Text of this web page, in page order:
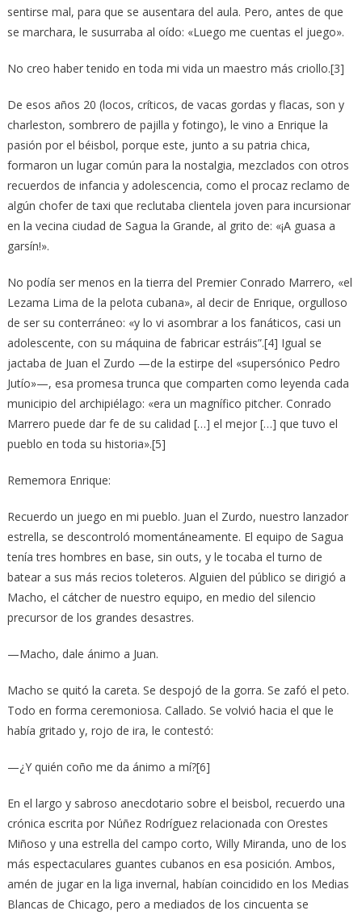
sentirse mal, para que se ausentara del aula. Pero, antes de que
se marchara, le susurraba al oído: «Luego me cuentas el juego».
No creo haber tenido en toda mi vida un maestro más criollo.[3]
De esos años 20 (locos, críticos, de vacas gordas y flacas, son y
charleston, sombrero de pajilla y fotingo), le vino a Enrique la
pasión por el béisbol, porque este, junto a su patria chica,
formaron un lugar común para la nostalgia, mezclados con otros
recuerdos de infancia y adolescencia, como el procaz reclamo de
algún chofer de taxi que reclutaba clientela joven para incursionar
en la vecina ciudad de Sagua la Grande, al grito de: «¡A guasa a
garsín!».
No podía ser menos en la tierra del Premier Conrado Marrero, «el
Lezama Lima de la pelota cubana», al decir de Enrique, orgulloso
de ser su conterráneo: «y lo vi asombrar a los fanáticos, casi un
adolescente, con su máquina de fabricar estráis”.[4] Igual se
jactaba de Juan el Zurdo —de la estirpe del «supersónico Pedro
Jutío»—, esa promesa trunca que comparten como leyenda cada
municipio del archipiélago: «era un magnífico pitcher. Conrado
Marrero puede dar fe de su calidad […] el mejor […] que tuvo el
pueblo en toda su historia».[5]
Rememora Enrique:
Recuerdo un juego en mi pueblo. Juan el Zurdo, nuestro lanzador
estrella, se descontroló momentáneamente. El equipo de Sagua
tenía tres hombres en base, sin outs, y le tocaba el turno de
batear a sus más recios toleteros. Alguien del público se dirigió a
Macho, el cátcher de nuestro equipo, en medio del silencio
precursor de los grandes desastres.
—Macho, dale ánimo a Juan.
Macho se quitó la careta. Se despojó de la gorra. Se zafó el peto.
Todo en forma ceremoniosa. Callado. Se volvió hacia el que le
había gritado y, rojo de ira, le contestó:
—¿Y quién coño me da ánimo a mí?[6]
En el largo y sabroso anecdotario sobre el beisbol, recuerdo una
crónica escrita por Núñez Rodríguez relacionada con Orestes
Miñoso y una estrella del campo corto, Willy Miranda, uno de los
más espectaculares guantes cubanos en esa posición. Ambos,
amén de jugar en la liga invernal, habían coincidido en los Medias
Blancas de Chicago, pero a mediados de los cincuenta se